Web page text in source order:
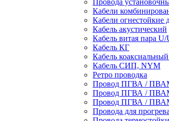
Провода
Кабели
Кабели огнестойкие
Кабель акустический
Кабель витая пара
Кабель КГ
Кабель
Кабель СИП, NYM
Ретро проводка
Провод ПГВА /
Провод ПГВА /
Провод ПГВА /
Провода для